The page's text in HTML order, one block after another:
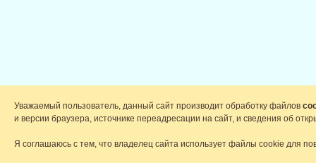
Уважаемый пользователь, данный сайт производит обработку файлов
и версии браузера, источнике переадресации на сайт, и сведения об
Я соглашаюсь с тем, что владелец сайта использует файлы cookie для